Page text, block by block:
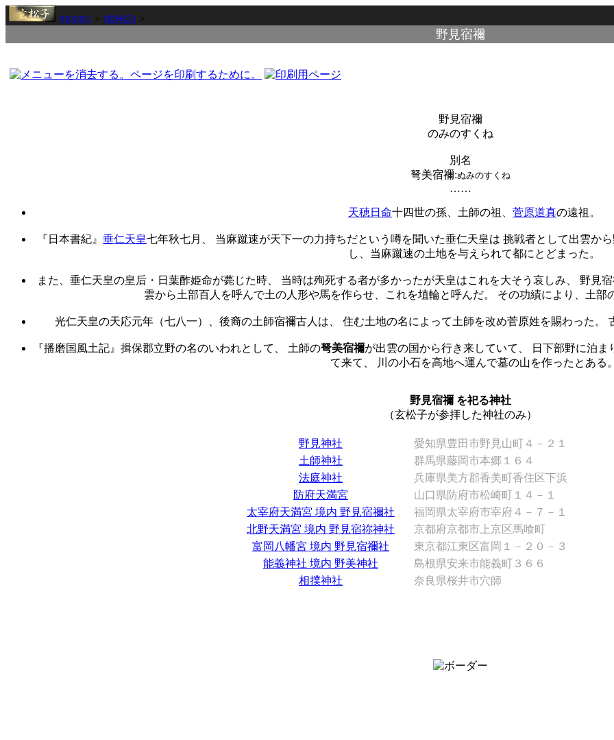
[HOME] [祭神記]
野見宿禰
野見宿禰
のみのすくね
別名
弩美宿禰:ぬみのすくね
……
天穂日命十四世の孫、土師の祖、 菅原道真の遠祖。
『日本書紀』 垂仁天皇七年秋七月、 当麻蹴速が天下一の力持ちだという噂を聞いた垂仁天皇は 挑戦者として出雲か
し、当麻蹴速の土地を与えられて都にとどまった。
また、垂仁天皇の皇后・日葉酢姫命が薨じた時、 当時は殉死する者が多かったが天皇はこれを大そう哀しみ、 野見
雲から土部百人を呼んで土の人形や馬を作らせ、これを埴輪と呼んだ。 その功績により、土部
光仁天皇の天応元年（七八一）、後裔の土師宿禰古人は、 住む土地の名によって土師を改め菅原姓を賜わった。
『播磨国風土記』揖保郡立野の名のいわれとして、 土師の弩美宿禰が出雲の国から行き来していて、 日下部野に泊
て来て、 川の小石を高地へ運んで墓の山を作ったとある。
野見宿禰 を祀る神社
（玄松子が参拝した神社のみ）
野見神社
愛知県豊田市野見山町４－２１
土師神社
群馬県藤岡市本郷１６４
法庭神社
兵庫県美方郡香美町香住区下浜
防府天満宮
山口県防府市松崎町１４－１
太宰府天満宮 境内 野見宿禰社
福岡県太宰府市宰府４－７－１
北野天満宮 境内 野見宿祢神社
京都府京都市上京区馬喰町
富岡八幡宮 境内 野見宿禰社
東京都江東区富岡１－２０－３
能義神社 境内 野美神社
島根県安来市能義町３６６
相撲神社
奈良県桜井市穴師